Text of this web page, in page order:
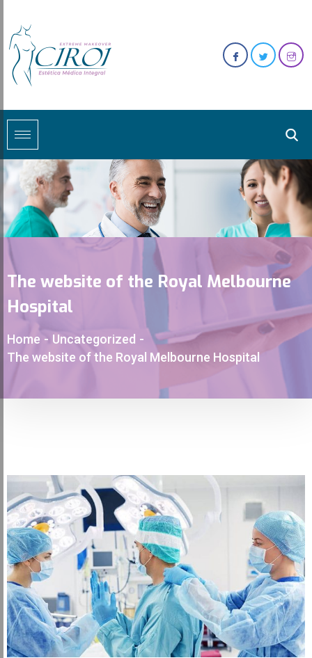
The website of the Royal Melbourne
Hospital
Home - Uncategorized -
The website of the Royal Melbourne Hospital